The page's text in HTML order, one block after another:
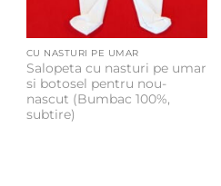
CU NASTURI PE UMAR
Salopeta cu nasturi pe umar
si botosel pentru nou-
nascut (Bumbac 100%,
subtire)